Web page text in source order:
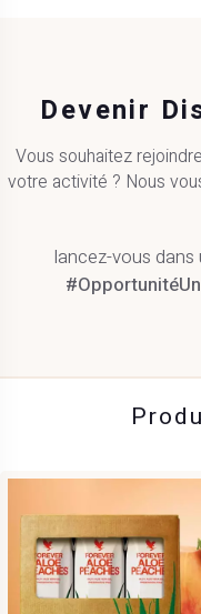
Devenir
Vous souhaitez
votre activité ? Nous
lancez-vous